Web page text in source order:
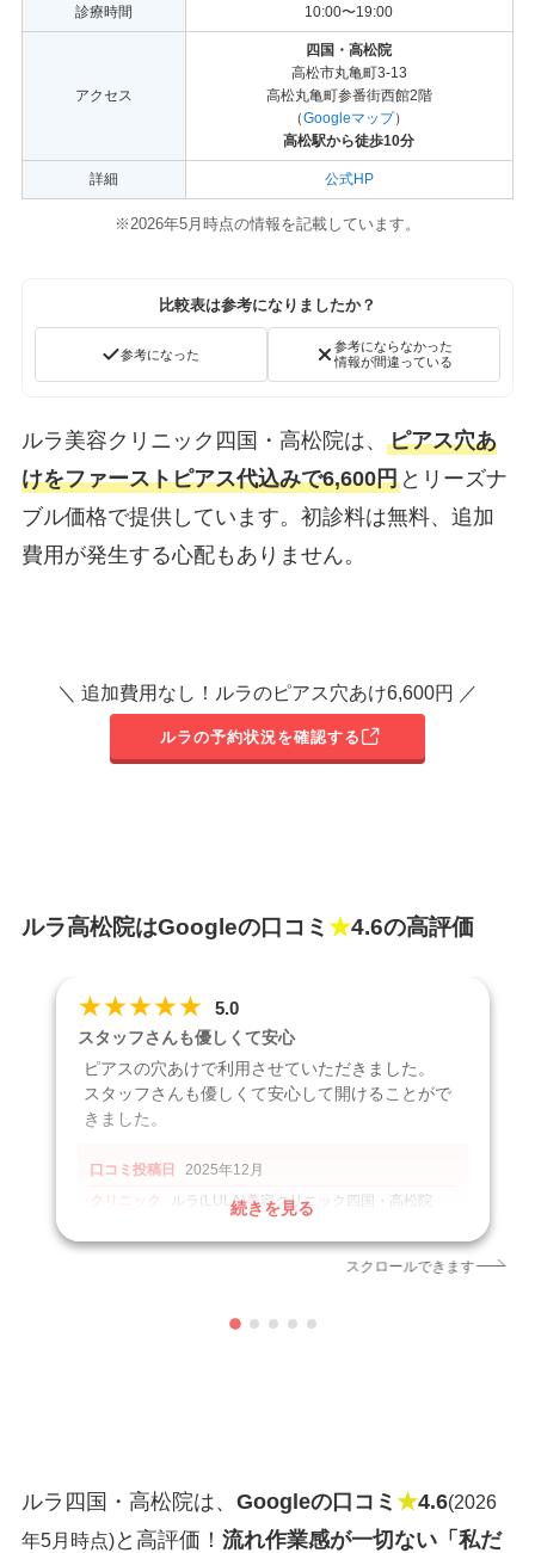
診療時間 10:00〜19:00
アクセス
四国・高松院
高松市丸亀町3-13
高松丸亀町参番街西館2階
（Googleマップ）
高松駅から徒歩10分
詳細 公式HP
※2026年5月時点の情報を記載しています。
比較表は参考になりましたか？
参考になった
参考にならなかった
情報が間違っている
ルラ美容クリニック四国・高松院は、 ピアス穴あ
けをファーストピアス代込みで6,600円とリーズナ
ブル価格で提供しています。初診料は無料、追加
費用が発生する心配もありません。
＼ 追加費用なし！ルラのピアス穴あけ6,600円 ／
ルラの予約状況を確認する
ルラ高松院はGoogleの口コミ ★4.6の高評価
★★★★★ 5.0
スタッフさんも優しくて安心
ピアスの穴あけで利用させていただきました。
スタッフさんも優しくて安心して開けることがで
きました。
口コミ投稿日
2025年12月
クリニック
ルラ(LULA)美容クリニック四国・高松院
https://maps.app.goo.gl/TTDHj7JREFeP2bL86
続きを見る
スクロールできます
ルラ四国・高松院は、 Googleの口コミ ★4.6(2026
年5月時点)と高評価！ 流れ作業感が一切ない「私だ